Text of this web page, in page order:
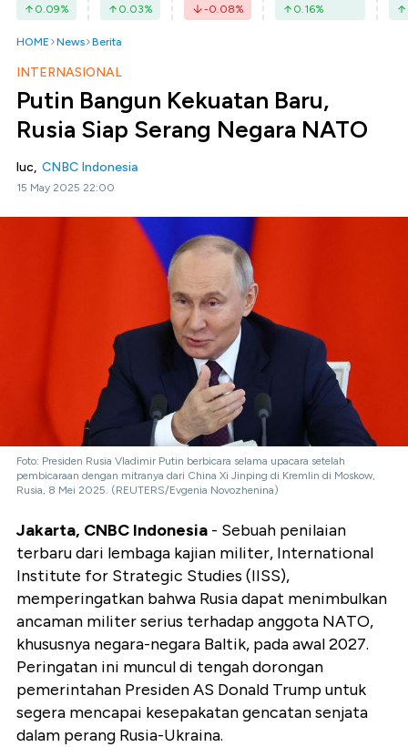
0.09% 0.03% -0.08% 0.16%
HOME News Berita
INTERNASIONAL
Putin Bangun Kekuatan Baru,
Rusia Siap Serang Negara NATO
luc, CNBC Indonesia
15 May 2025 22:00
Foto: Presiden Rusia Vladimir Putin berbicara selama upacara setelah
pembicaraan dengan mitranya dari China Xi Jinping di Kremlin di Moskow,
Rusia, 8 Mei 2025. (REUTERS/Evgenia Novozhenina)
Jakarta, CNBC Indonesia - Sebuah penilaian
terbaru dari lembaga kajian militer, International
Institute for Strategic Studies (IISS),
memperingatkan bahwa Rusia dapat menimbulkan
ancaman militer serius terhadap anggota NATO,
khususnya negara-negara Baltik, pada awal 2027.
Peringatan ini muncul di tengah dorongan
pemerintahan Presiden AS Donald Trump untuk
segera mencapai kesepakatan gencatan senjata
dalam perang Rusia-Ukraina.